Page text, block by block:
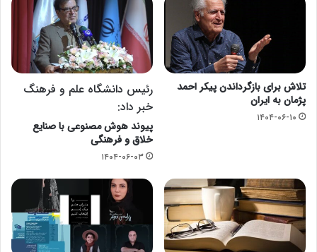
تلاش برای بازگرداندن پیکر احمد
پژمان به ایران
۱۴۰۴-۰۶-۱۰
رئیس دانشگاه علم و فرهنگ
خبر داد:
پیوند هوش مصنوعی با صنایع
خلاق و فرهنگی
۱۴۰۴-۰۶-۰۳